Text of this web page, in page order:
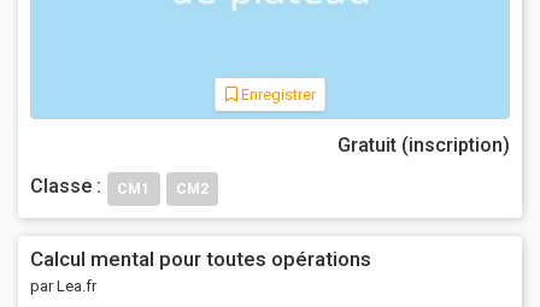
Enregistrer
Gratuit (inscription)
Classe :
CM1 CM2
Calcul mental pour toutes opérations
par Lea.fr